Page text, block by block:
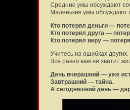
Средние умы обсуждают
Маленькие умы обсуждают
Кто потерял деньги —
Кто потерял друга —
Кто потерял веру —
Учитесь на ошибках других.
Все равно вам не хватит
День вчерашний — уже
Завтрашний — тайна.
А сегодняшний день —